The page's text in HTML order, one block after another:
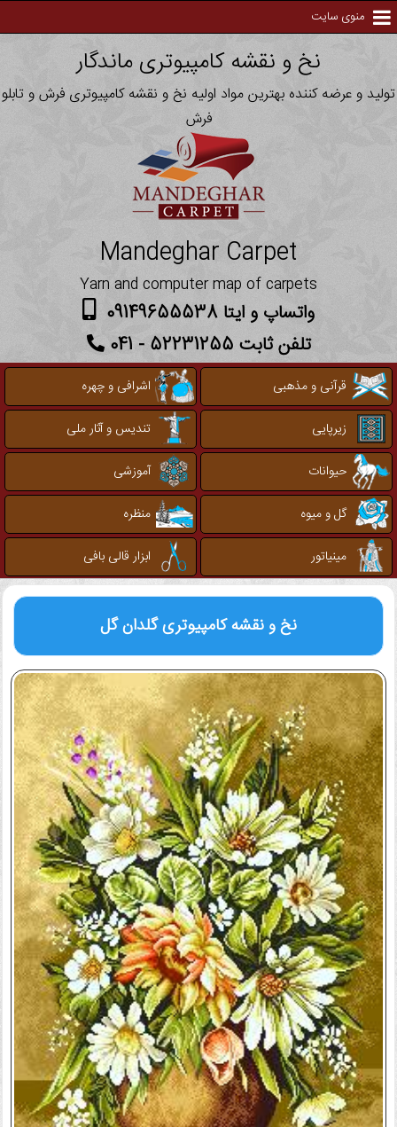
منوی سایت
نخ و نقشه کامپیوتری ماندگار
تولید و عرضه کننده بهترین مواد اولیه نخ و نقشه کامپیوتری فرش و تابلو
فرش
Mandeghar Carpet
Yarn and computer map of carpets
واتساپ و ایتا 09149655538
تلفن ثابت 52231255 - 041
قرآنی و مذهبی
اشرافی و چهره
زیرپایی
تندیس و آثار ملی
حیوانات
آموزشی
گل و میوه
منظره
مینیاتور
ابزار قالی بافی
نخ و نقشه کامپیوتریگلدان گل